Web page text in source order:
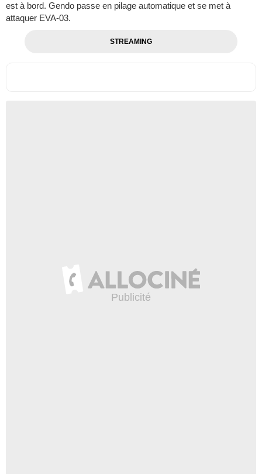
est à bord. Gendo passe en pilage automatique et se met à
attaquer EVA-03.
STREAMING